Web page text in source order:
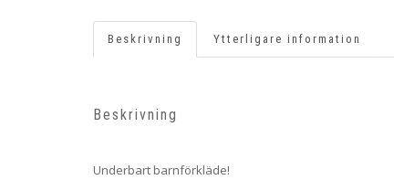
Beskrivning Ytterligare information
Beskrivning
Underbart barnförkläde!